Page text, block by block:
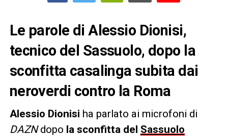
Le parole di Alessio Dionisi,
tecnico del Sassuolo, dopo la
sconfitta casalinga subita dai
neroverdi contro la Roma
Alessio Dionisi ha parlato ai microfoni di
DAZNdopo la sconfitta del Sassuolo